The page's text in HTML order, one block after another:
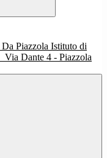
Istituto di
Via Dante 4 - Piazzola